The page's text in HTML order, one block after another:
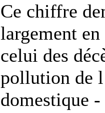
Ce chiffre
largement en
celui des
pollution de
domestique